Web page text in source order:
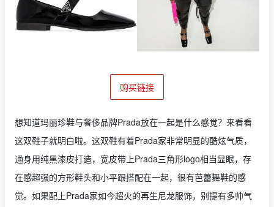
购买链接
想知道玛丽珍鞋与奢侈品牌Prada放在一起是什么感觉？来看看
这双鞋子就明白啦。这双鞋有着Prada家非常明显的酷炫气质，
通身用纯黑漆皮打造，宽皮带上Prada三角形logo相当显眼，存
在感超强的方形鞋头和小平跟搭配在一起，很有芭蕾舞鞋的感
觉。如果配上Prada家如今超火的再生尼龙服饰，别提有多帅气